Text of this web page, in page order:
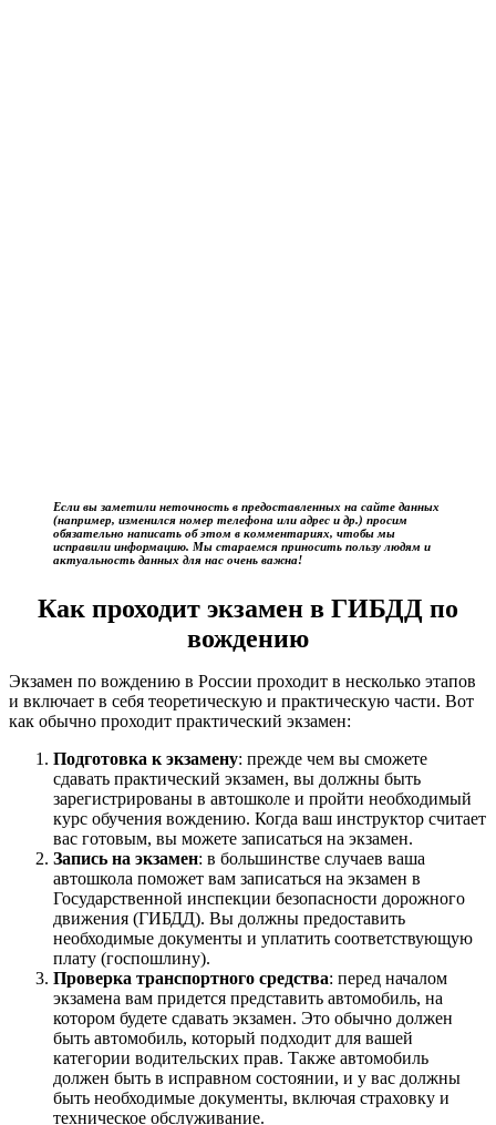
Если вы заметили неточность в предоставленных на сайте данных
(например, изменился номер телефона или адрес и др.) просим
обязательно написать об этом в комментариях, чтобы мы
исправили информацию. Мы стараемся приносить пользу людям и
актуальность данных для нас очень важна!
Как проходит экзамен в ГИБДД по
вождению
Экзамен по вождению в России проходит в несколько этапов
и включает в себя теоретическую и практическую части. Вот
как обычно проходит практический экзамен:
Подготовка к экзамену: прежде чем вы сможете
сдавать практический экзамен, вы должны быть
зарегистрированы в автошколе и пройти необходимый
курс обучения вождению. Когда ваш инструктор считает
вас готовым, вы можете записаться на экзамен.
Запись на экзамен: в большинстве случаев ваша
автошкола поможет вам записаться на экзамен в
Государственной инспекции безопасности дорожного
движения (ГИБДД). Вы должны предоставить
необходимые документы и уплатить соответствующую
плату (госпошлину).
Проверка транспортного средства: перед началом
экзамена вам придется представить автомобиль, на
котором будете сдавать экзамен. Это обычно должен
быть автомобиль, который подходит для вашей
категории водительских прав. Также автомобиль
должен быть в исправном состоянии, и у вас должны
быть необходимые документы, включая страховку и
техническое обслуживание.